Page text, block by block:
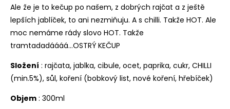
Ale že je to kečup po našem, z dobrých rajčat a z ještě
lepších jablíček, to ani nezmiňuju. A s chilli. Takže HOT. Ale
moc nemáme rády slovo HOT. Takže
tramtadadáááá...OSTRÝ KEČUP
Složení : rajčata, jablka, cibule, ocet, paprika, cukr, CHILLI
(min.5%), sůl, koření (bobkový list, nové koření, hřebíček)
Objem : 300ml